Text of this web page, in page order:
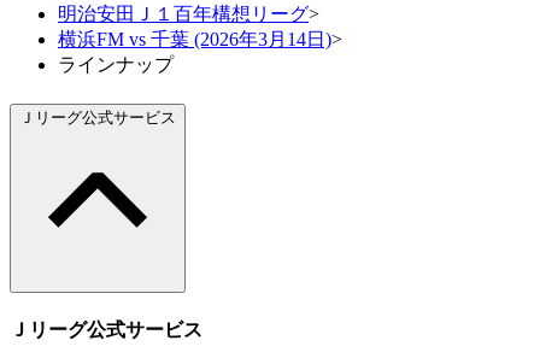
明治安田Ｊ１百年構想リーグ>
横浜FM vs 千葉 (2026年3月14日)>
ラインナップ
Ｊリーグ公式サービス
Ｊリーグ公式サービス